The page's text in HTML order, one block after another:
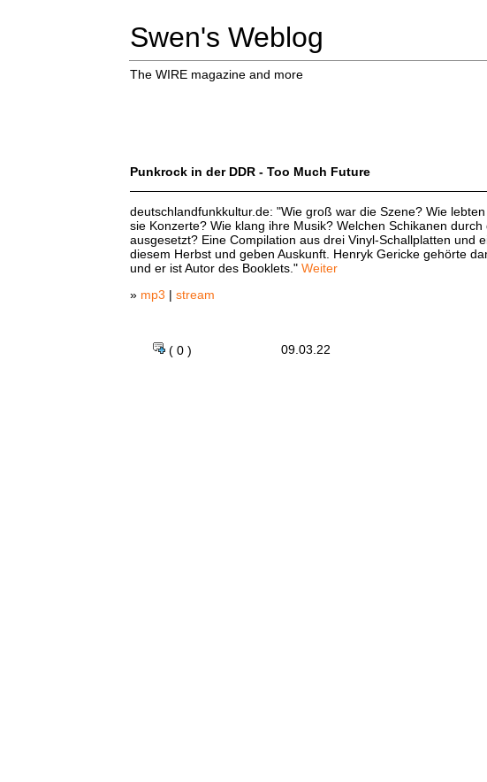
Swen's Weblog
The WIRE magazine and more
Punkrock in der DDR - Too Much Future
deutschlandfunkkultur.de: "Wie groß war die Szene? Wie
sie Konzerte? Wie klang ihre Musik? Welchen Schikanen
ausgesetzt? Eine Compilation aus drei Vinyl-Schallplatten und
diesem Herbst und geben Auskunft. Henryk Gericke gehörte
und er ist Autor des Booklets." Weiter
» mp3 | stream
( 0 ) 09.03.22